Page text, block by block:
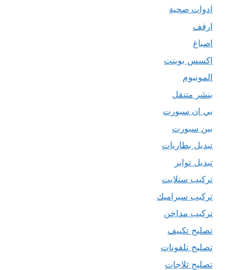
ادوات صحية
ارفف
اصباغ
اكسس بوينت
المونيوم
بنشر متنقل
بي ان سبورت
بين سبورت
تبديل بطاريات
تبديل تواير
تركيب ستلايت
تركيب سيراميك
تركيب مداخن
تصليح تكييف
تصليح تلفونات
تصليح ثلاجات